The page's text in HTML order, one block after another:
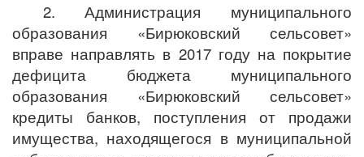
2. Администрация муниципального
образования «Бирюковский сельсовет»
вправе направлять в 2017 году на покрытие
дефицита бюджета муниципального
образования «Бирюковский сельсовет»
кредиты банков, поступления от продажи
имущества, находящегося в муниципальной